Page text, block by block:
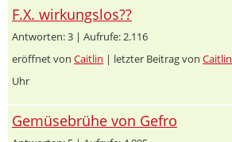
F.X. wirkungslos??
Antworten: 3 | Aufrufe: 2.116
eröffnet von Caitlin | letzter Beitrag von Caitlin
Uhr
Gemüsebrühe von Gefro